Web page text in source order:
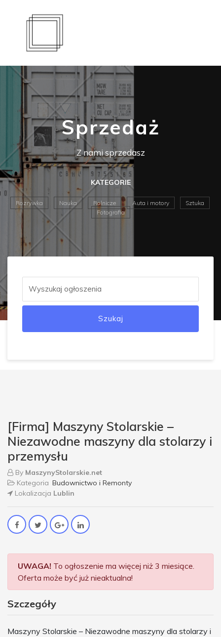
Sprzedaż
Z nami sprzedasz
KATEGORIE
Rozrywka Nauka Rolnicze Auta i motory
Sztuka
Fotografia
Szukaj
[Firma] Maszyny Stolarskie –
Niezawodne maszyny dla stolarzy i
przemysłu
By MaszynyStolarskie.net
Kategoria Budownictwo i Remonty
Lokalizacja Lublin
UWAGA! To ogłoszenie ma więcej niż 3 miesiące.
Oferta może być już nieaktualna!
Szczegóły
Maszyny Stolarskie – Niezawodne maszyny dla stolarzy i